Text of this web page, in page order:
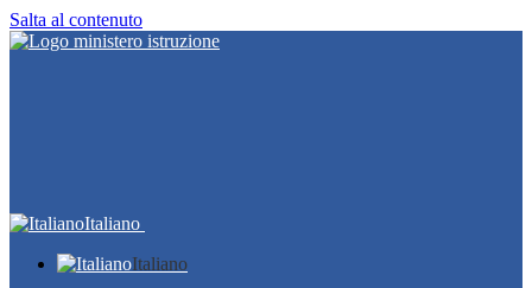
Salta al contenuto
Italiano
Italiano